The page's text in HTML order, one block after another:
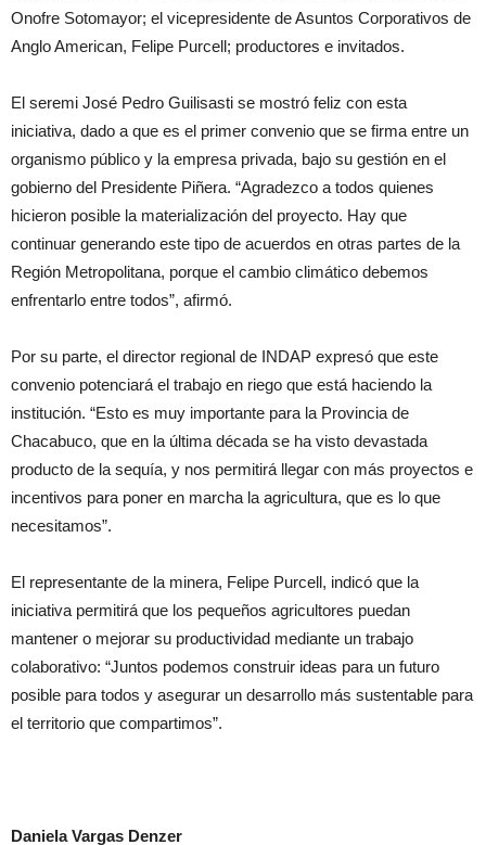
Onofre Sotomayor; el vicepresidente de Asuntos Corporativos de
Anglo American, Felipe Purcell; productores e invitados.
El seremi José Pedro Guilisasti se mostró feliz con esta
iniciativa, dado a que es el primer convenio que se firma entre un
organismo público y la empresa privada, bajo su gestión en el
gobierno del Presidente Piñera. “Agradezco a todos quienes
hicieron posible la materialización del proyecto. Hay que
continuar generando este tipo de acuerdos en otras partes de la
Región Metropolitana, porque el cambio climático debemos
enfrentarlo entre todos”, afirmó.
Por su parte, el director regional de INDAP expresó que este
convenio potenciará el trabajo en riego que está haciendo la
institución. “Esto es muy importante para la Provincia de
Chacabuco, que en la última década se ha visto devastada
producto de la sequía, y nos permitirá llegar con más proyectos e
incentivos para poner en marcha la agricultura, que es lo que
necesitamos”.
El representante de la minera, Felipe Purcell, indicó que la
iniciativa permitirá que los pequeños agricultores puedan
mantener o mejorar su productividad mediante un trabajo
colaborativo: “Juntos podemos construir ideas para un futuro
posible para todos y asegurar un desarrollo más sustentable para
el territorio que compartimos”.
Daniela Vargas Denzer